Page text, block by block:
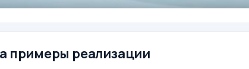
примеры реализации